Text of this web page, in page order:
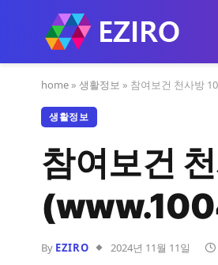
home » 생활정보 » 참여보건 천사방
생활정보
참여보건
By EZIRO 2024년 11월 11일